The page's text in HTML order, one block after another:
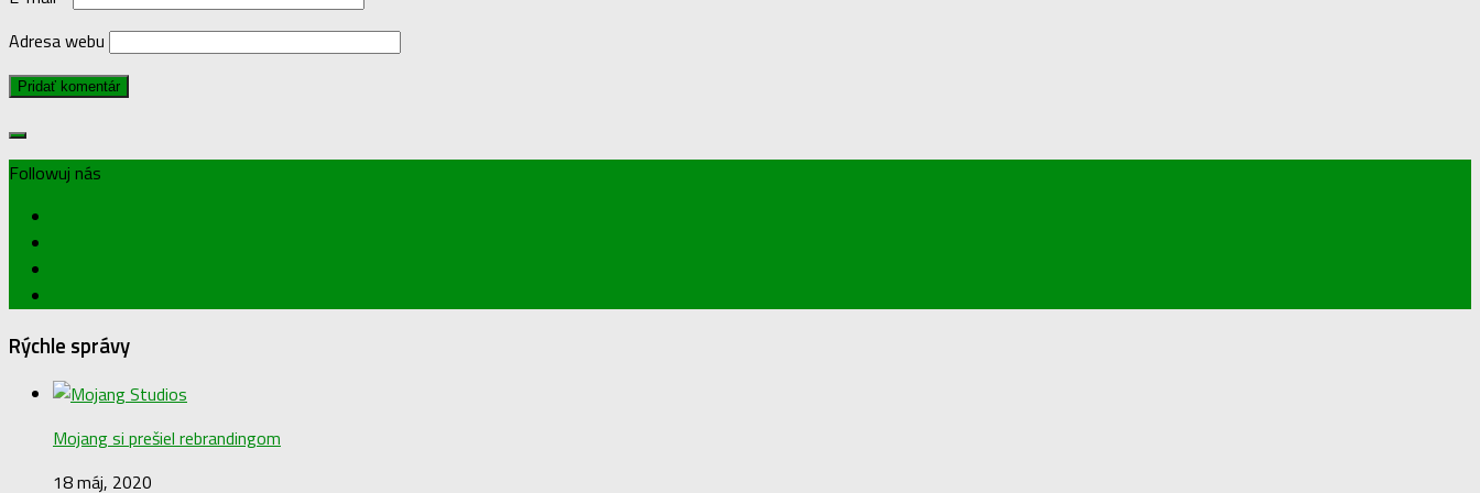
Adresa webu
Followuj nás
Rýchle správy
Mojang si prešiel rebrandingom
18 máj, 2020